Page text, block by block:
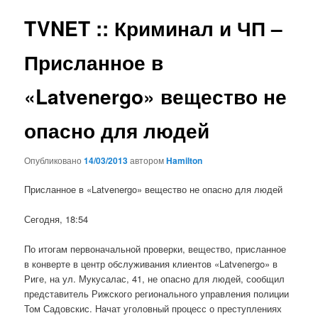
TVNET :: Криминал и ЧП –
Присланное в
«Latvenergo» вещество не
опасно для людей
Опубликовано14/03/2013авторомHamilton
Присланное в «Latvenergo» вещество не опасно для людей
Сегодня, 18:54
По итогам первоначальной проверки, вещество, присланное
в конверте в центр обслуживания клиентов «Latvenergo» в
Риге, на ул. Мукусалас, 41, не опасно для людей, сообщил
представитель Рижского регионального управления полиции
Том Садовскис. Начат уголовный процесс о преступлениях